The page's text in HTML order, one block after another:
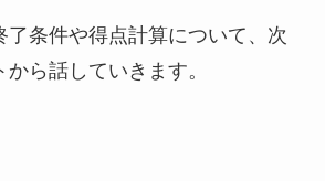
了条件や得点計算について、次
ら話していきます。